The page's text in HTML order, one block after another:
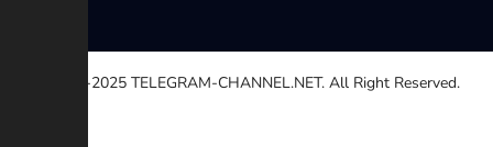
© 2020-2025 TELEGRAM-CHANNEL.NET. All Right Reserved.